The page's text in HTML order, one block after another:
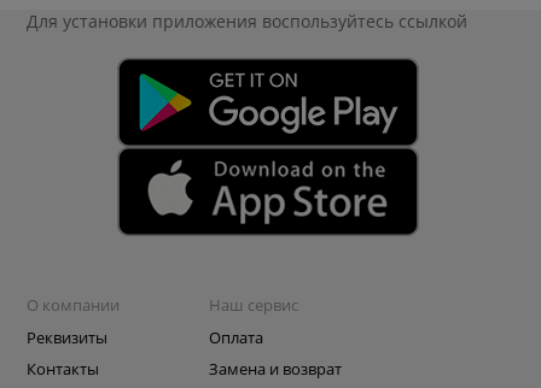
Для установки приложения воспользуйтесь ссылкой
О компании
Реквизиты
Контакты
Наш сервис
Оплата
Замена и возврат